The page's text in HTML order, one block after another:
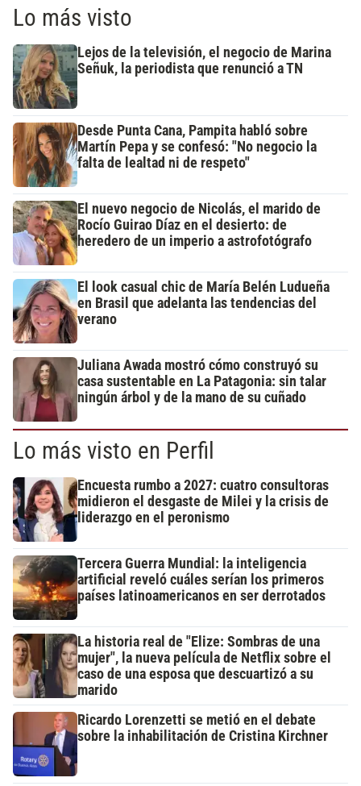
Lo más visto
Lejos de la televisión, el negocio de Marina
Señuk, la periodista que renunció a TN
Desde Punta Cana, Pampita habló sobre
Martín Pepa y se confesó: "No negocio la
falta de lealtad ni de respeto"
El nuevo negocio de Nicolás, el marido de
Rocío Guirao Díaz en el desierto: de
heredero de un imperio a astrofotógrafo
El look casual chic de María Belén Ludueña
en Brasil que adelanta las tendencias del
verano
Juliana Awada mostró cómo construyó su
casa sustentable en La Patagonia: sin talar
ningún árbol y de la mano de su cuñado
Lo más visto en Perfil
Encuesta rumbo a 2027: cuatro consultoras
midieron el desgaste de Milei y la crisis de
liderazgo en el peronismo
Tercera Guerra Mundial: la inteligencia
artificial reveló cuáles serían los primeros
países latinoamericanos en ser derrotados
La historia real de "Elize: Sombras de una
mujer", la nueva película de Netflix sobre el
caso de una esposa que descuartizó a su
marido
Ricardo Lorenzetti se metió en el debate
sobre la inhabilitación de Cristina Kirchner